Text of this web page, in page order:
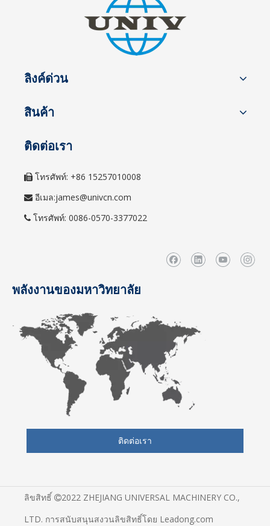
ลิงค์ด่วน
สินค้า
ติดต่อเรา
 โทรศัพท์: +86 15257010008
 อีเมล:james@univcn.com
 โทรศัพท์: 0086-0570-3377022
พลังงานของมหาวิทยาลัย
ติดต่อเรา
ลิขสิทธิ์ 2022 ZHEJIANG UNIVERSAL MACHINERY CO.,
LTD. การสนับสนุนสงวนลิขสิทธิ์โดย Leadong.com